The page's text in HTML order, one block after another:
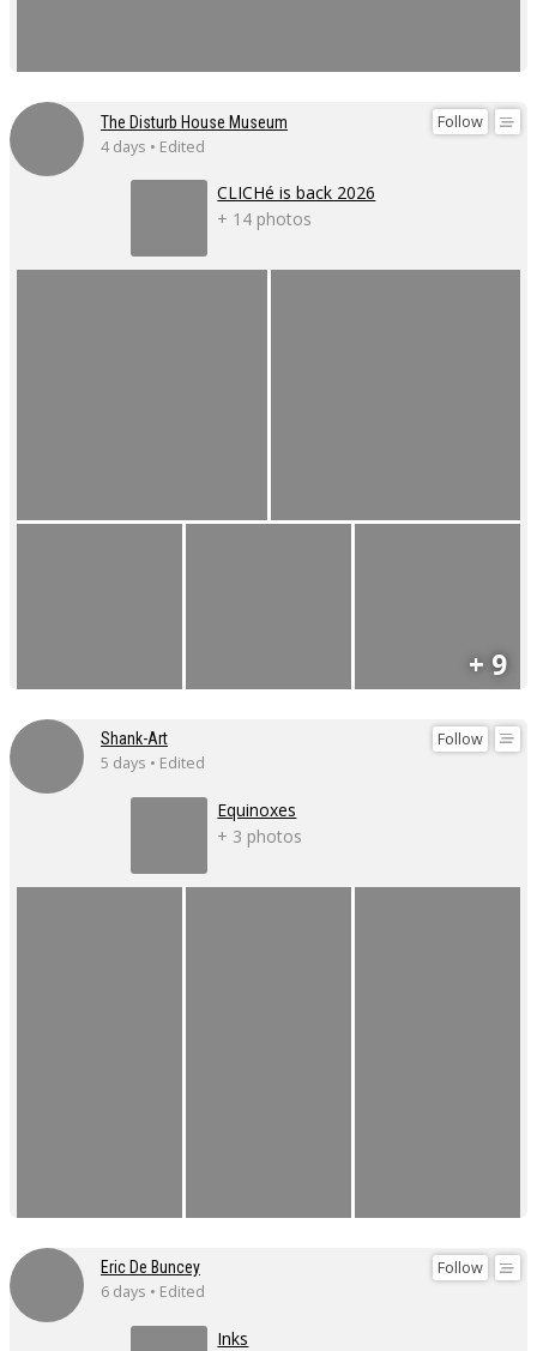
Follow
The Disturb House Museum
4 days • Edited
CLICHé is back 2026
+ 14 photos
+ 9
Follow
Shank-Art
5 days • Edited
Equinoxes
+ 3 photos
Follow
Eric De Buncey
6 days • Edited
Inks